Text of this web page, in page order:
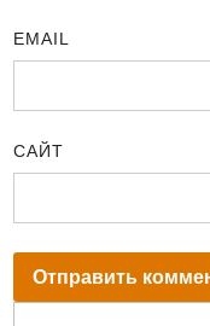
EMAIL
САЙТ